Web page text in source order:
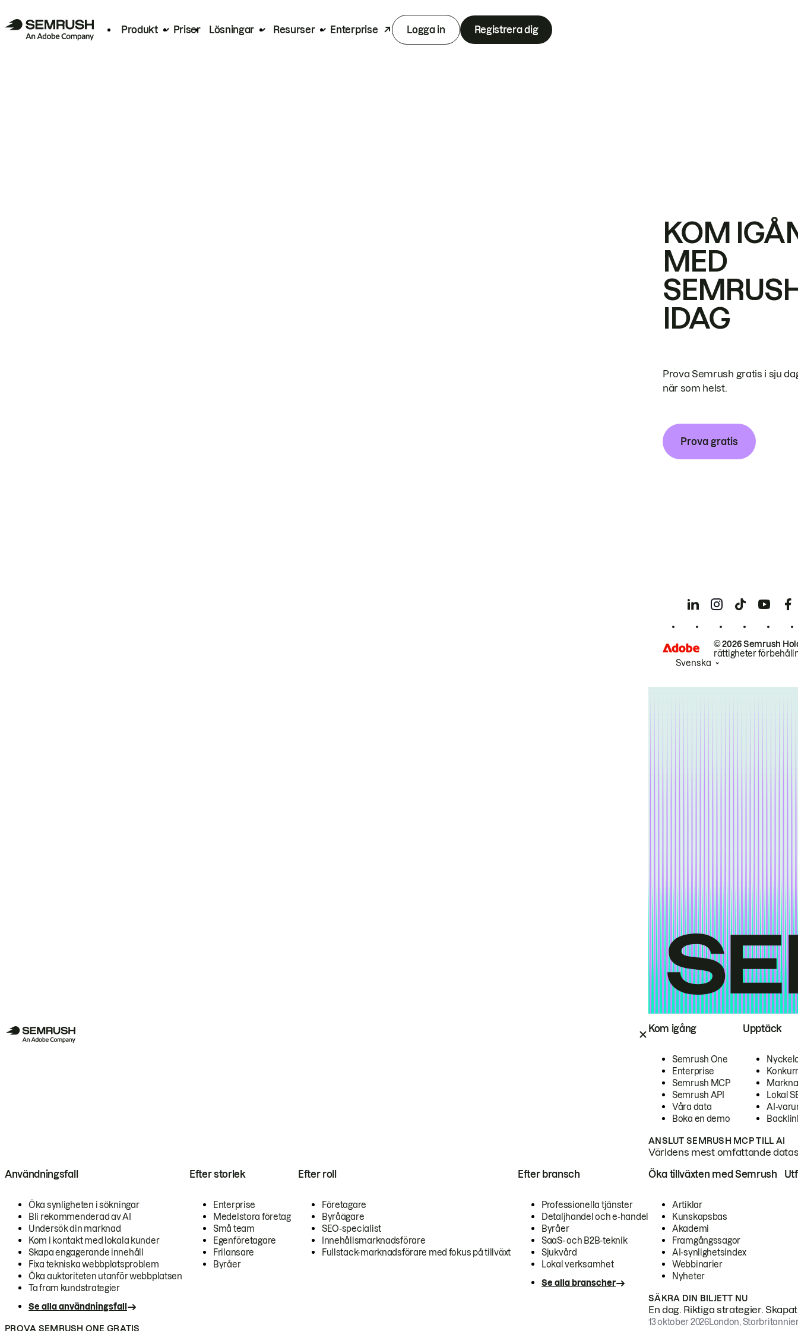
Produkt Priser Lösningar Resurser Enterprise Logga in Registrera dig
Kom igång
Semrush One
Enterprise
Semrush MCP
Semrush API
Våra data
Boka en demo
Upptäck
Lokal
AI-
ANSLUT SEMRUSH MCP TILL AI
Världens mest omfattande
Användningsfall
Öka synligheten i sökningar
Bli rekommenderad av AI
Undersök din marknad
Kom i kontakt med lokala kunder
Skapa engagerande innehåll
Fixa tekniska webbplatsproblem
Öka auktoriteten utanför webbplatsen
Ta fram kundstrategier
Se alla användningsfall
Efter storlek
Enterprise
Medelstora företag
Små team
Egenföretagare
Frilansare
Byråer
Efter roll
Företagare
Byråägare
SEO-specialist
Innehållsmarknadsförare
Fullstack-marknadsförare med fokus på tillväxt
Efter bransch
Professionella tjänster
Detaljhandel och e-handel
Byråer
SaaS- och B2B-teknik
Sjukvård
Lokal verksamhet
Se alla branscher
PROVA SEMRUSH ONE GRATIS
Öka tillväxten med Semrush
Artiklar
Kunskapsbas
Akademi
Framgångssagor
AI-synlighetsindex
Webbinarier
Nyheter
SÄKRA DIN BILJETT NU
En dag. Riktiga strategier.
13 oktober 2026London,
KOM
MED
IDAG
Prova Semrush gratis i sju
när som helst.
Prova gratis
© 2026 Semrush
rättigheter
Svenska